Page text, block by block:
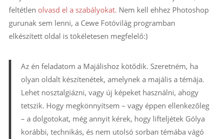
feltétlen olvasd el a szabályokat. Nem kell ehhez Photoshop
gurunak sem lenni, a Cewe Fotóvilág programban
elkészített oldal is tökéletesen megfelelő:)
Az én feladatom a Majálishoz kötődik. Szeretném, ha
olyan oldalt készítenétek, amelynek a majális a témája.
Lehet nosztalgiázni, vagy új képeket használni, ahogy
tetszik. Hogy megkönnyítsem – vagy éppen ellenkezőleg
– a dolgotokat, még annyit kérek, hogy lifteljétek Gólya
korábbi, technikás, és nem utolsó sorban témába vágó